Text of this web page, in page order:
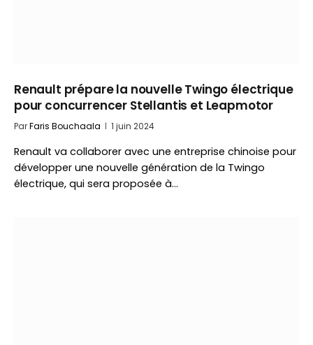
Renault prépare la nouvelle Twingo électrique
pour concurrencer Stellantis et Leapmotor
ParFaris Bouchaala 1 juin 2024
Renault va collaborer avec une entreprise chinoise pour
développer une nouvelle génération de la Twingo
électrique, qui sera proposée à…